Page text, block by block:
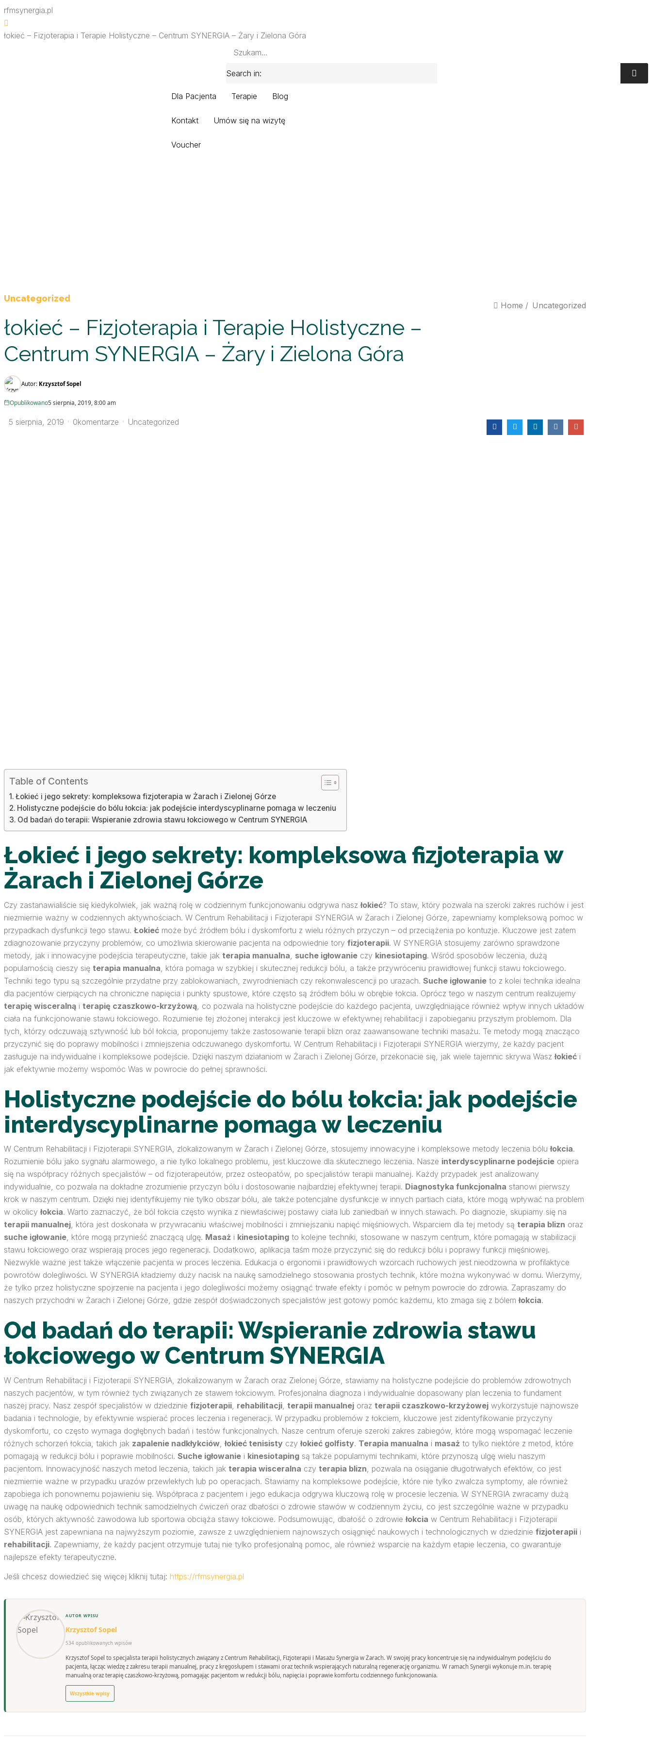
rfmsynergia.pl
łokieć – Fizjoterapia i Terapie Holistyczne – Centrum SYNERGIA – Żary i Zielona Góra
Search in:
Dla Pacjenta Terapie Blog
Kontakt Umów się na wizytę
Voucher
Home / Uncategorized
Uncategorized
łokieć – Fizjoterapia i Terapie Holistyczne –
Centrum SYNERGIA – Żary i Zielona Góra
Autor: Krzysztof Sopel
Opublikowano5 sierpnia, 2019, 8:00 am
5 sierpnia, 2019 0komentarze Uncategorized
Table of Contents
Łokieć i jego sekrety: kompleksowa fizjoterapia w Żarach i Zielonej Górze
Holistyczne podejście do bólu łokcia: jak podejście interdyscyplinarne pomaga w leczeniu
Od badań do terapii: Wspieranie zdrowia stawu łokciowego w Centrum SYNERGIA
Łokieć i jego sekrety: kompleksowa fizjoterapia w
Żarach i Zielonej Górze
Czy zastanawialiście się kiedykolwiek, jak ważną rolę w codziennym funkcjonowaniu odgrywa nasz łokieć? To staw, który pozwala na szeroki zakres ruchów i jest
niezmiernie ważny w codziennych aktywnościach. W Centrum Rehabilitacji i Fizjoterapii SYNERGIA w Żarach i Zielonej Górze, zapewniamy kompleksową pomoc w
przypadkach dysfunkcji tego stawu. Łokieć może być źródłem bólu i dyskomfortu z wielu różnych przyczyn – od przeciążenia po kontuzje. Kluczowe jest zatem
zdiagnozowanie przyczyny problemów, co umożliwia skierowanie pacjenta na odpowiednie tory fizjoterapii. W SYNERGIA stosujemy zarówno sprawdzone
metody, jak i innowacyjne podejścia terapeutyczne, takie jak terapia manualna suche igłowanie czy kinesiotaping. Wśród sposobów leczenia, dużą
popularnością cieszy się terapia manualna , która pomaga w szybkiej i skutecznej redukcji bólu, a także przywróceniu prawidłowej funkcji stawu łokciowego.
Techniki tego typu są szczególnie przydatne przy zablokowaniach, zwyrodnieniach czy rekonwalescencji po urazach. Suche igłowanie to z kolei technika idealna
dla pacjentów cierpiących na chroniczne napięcia i punkty spustowe, które często są źródłem bólu w obrębie łokcia. Oprócz tego w naszym centrum realizujemy
terapię wisceralną i terapię czaszkowo-krzyżową , co pozwala na holistyczne podejście do każdego pacjenta, uwzględniające również wpływ innych układów
ciała na funkcjonowanie stawu łokciowego. Rozumienie tej złożonej interakcji jest kluczowe w efektywnej rehabilitacji i zapobieganiu przyszłym problemom. Dla
tych, którzy odczuwają sztywność lub ból łokcia, proponujemy także zastosowanie terapii blizn oraz zaawansowane techniki masażu. Te metody mogą znacząco
przyczynić się do poprawy mobilności i zmniejszenia odczuwanego dyskomfortu. W Centrum Rehabilitacji i Fizjoterapii SYNERGIA wierzymy, że każdy pacjent
zasługuje na indywidualne i kompleksowe podejście. Dzięki naszym działaniom w Żarach i Zielonej Górze, przekonacie się, jak wiele tajemnic skrywa Wasz łokieć i
jak efektywnie możemy wspomóc Was w powrocie do pełnej sprawności.
Holistyczne podejście do bólu łokcia: jak podejście
interdyscyplinarne pomaga w leczeniu
W Centrum Rehabilitacji i Fizjoterapii SYNERGIA, zlokalizowanym w Żarach i Zielonej Górze, stosujemy innowacyjne i kompleksowe metody leczenia bólu łokcia.
Rozumienie bólu jako sygnału alarmowego, a nie tylko lokalnego problemu, jest kluczowe dla skutecznego leczenia. Nasze interdyscyplinarne podejście opiera
się na współpracy różnych specjalistów – od fizjoterapeutów, przez osteopatów, po specjalistów terapii manualnej. Każdy przypadek jest analizowany
indywidualnie, co pozwala na dokładne zrozumienie przyczyn bólu i dostosowanie najbardziej efektywnej terapii. Diagnostyka funkcjonalna stanowi pierwszy
krok w naszym centrum. Dzięki niej identyfikujemy nie tylko obszar bólu, ale także potencjalne dysfunkcje w innych partiach ciała, które mogą wpływać na problem
w okolicy łokcia. Warto zaznaczyć, że ból łokcia często wynika z niewłaściwej postawy ciała lub zaniedbań w innych stawach. Po diagnozie, skupiamy się na
terapii manualnej, która jest doskonała w przywracaniu właściwej mobilności i zmniejszaniu napięć mięśniowych. Wsparciem dla tej metody są terapia blizn oraz
suche igłowanie, które mogą przynieść znaczącą ulgę. Masaż i kinesiotaping to kolejne techniki, stosowane w naszym centrum, które pomagają w stabilizacji
stawu łokciowego oraz wspierają proces jego regeneracji. Dodatkowo, aplikacja taśm może przyczynić się do redukcji bólu i poprawy funkcji mięśniowej.
Niezwykle ważne jest także włączenie pacjenta w proces leczenia. Edukacja o ergonomii i prawidłowych wzorcach ruchowych jest nieodzowna w profilaktyce
powrotów dolegliwości. W SYNERGIA kładziemy duży nacisk na naukę samodzielnego stosowania prostych technik, które można wykonywać w domu. Wierzymy,
że tylko przez holistyczne spojrzenie na pacjenta i jego dolegliwości możemy osiągnąć trwałe efekty i pomóc w pełnym powrocie do zdrowia. Zapraszamy do
naszych przychodni w Żarach i Zielonej Górze, gdzie zespół doświadczonych specjalistów jest gotowy pomóc każdemu, kto zmaga się z bólem łokcia.
Od badań do terapii: Wspieranie zdrowia stawu
łokciowego w Centrum SYNERGIA
W Centrum Rehabilitacji i Fizjoterapii SYNERGIA, zlokalizowanym w Żarach oraz Zielonej Górze, stawiamy na holistyczne podejście do problemów zdrowotnych
naszych pacjentów, w tym również tych związanych ze stawem łokciowym. Profesjonalna diagnoza i indywidualnie dopasowany plan leczenia to fundament
naszej pracy. Nasz zespół specjalistów w dziedzinie fizjoterapii rehabilitacji terapii manualnej oraz terapii czaszkowo-krzyżowej wykorzystuje najnowsze
badania i technologie, by efektywnie wspierać proces leczenia i regeneracji. W przypadku problemów z łokciem, kluczowe jest zidentyfikowanie przyczyny
dyskomfortu, co często wymaga dogłębnych badań i testów funkcjonalnych. Nasze centrum oferuje szeroki zakres zabiegów, które mogą wspomagać leczenie
różnych schorzeń łokcia, takich jak zapalenie nadkłykciów łokieć tenisisty czy łokieć golfisty. Terapia manualna i masaż to tylko niektóre z metod, które
pomagają w redukcji bólu i poprawie mobilności. Suche igłowanie i kinesiotaping są także popularnymi technikami, które przynoszą ulgę wielu naszym
pacjentom. Innowacyjność naszych metod leczenia, takich jak terapia wisceralna czy terapia blizn , pozwala na osiąganie długotrwałych efektów, co jest
niezmiernie ważne w przypadku urazów przewlekłych lub po operacjach. Stawiamy na kompleksowe podejście, które nie tylko zwalcza symptomy, ale również
zapobiega ich ponownemu pojawieniu się. Współpraca z pacjentem i jego edukacja odgrywa kluczową rolę w procesie leczenia. W SYNERGIA zwracamy dużą
uwagę na naukę odpowiednich technik samodzielnych ćwiczeń oraz dbałości o zdrowie stawów w codziennym życiu, co jest szczególnie ważne w przypadku
osób, których aktywność zawodowa lub sportowa obciąża stawy łokciowe. Podsumowując, dbałość o zdrowie łokcia w Centrum Rehabilitacji i Fizjoterapii
SYNERGIA jest zapewniana na najwyższym poziomie, zawsze z uwzględnieniem najnowszych osiągnięć naukowych i technologicznych w dziedzinie fizjoterapii i
rehabilitacji. Zapewniamy, że każdy pacjent otrzymuje tutaj nie tylko profesjonalną pomoc, ale również wsparcie na każdym etapie leczenia, co gwarantuje
najlepsze efekty terapeutyczne.
Jeśli chcesz dowiedzieć się więcej kliknij tutaj: https://rfmsynergia.pl
AUTOR WPISU
Krzysztof Sopel
534 opublikowanych wpisów
Krzysztof Sopel to specjalista terapii holistycznych związany z Centrum Rehabilitacji, Fizjoterapii i Masażu Synergia w Żarach. W swojej pracy koncentruje się na indywidualnym podejściu do
pacjenta, łącząc wiedzę z zakresu terapii manualnej, pracy z kręgosłupem i stawami oraz technik wspierających naturalną regenerację organizmu. W ramach Synergii wykonuje m.in. terapię
manualną oraz terapię czaszkowo-krzyżową, pomagając pacjentom w redukcji bólu, napięcia i poprawie komfortu codziennego funkcjonowania.
Wszystkie wpisy